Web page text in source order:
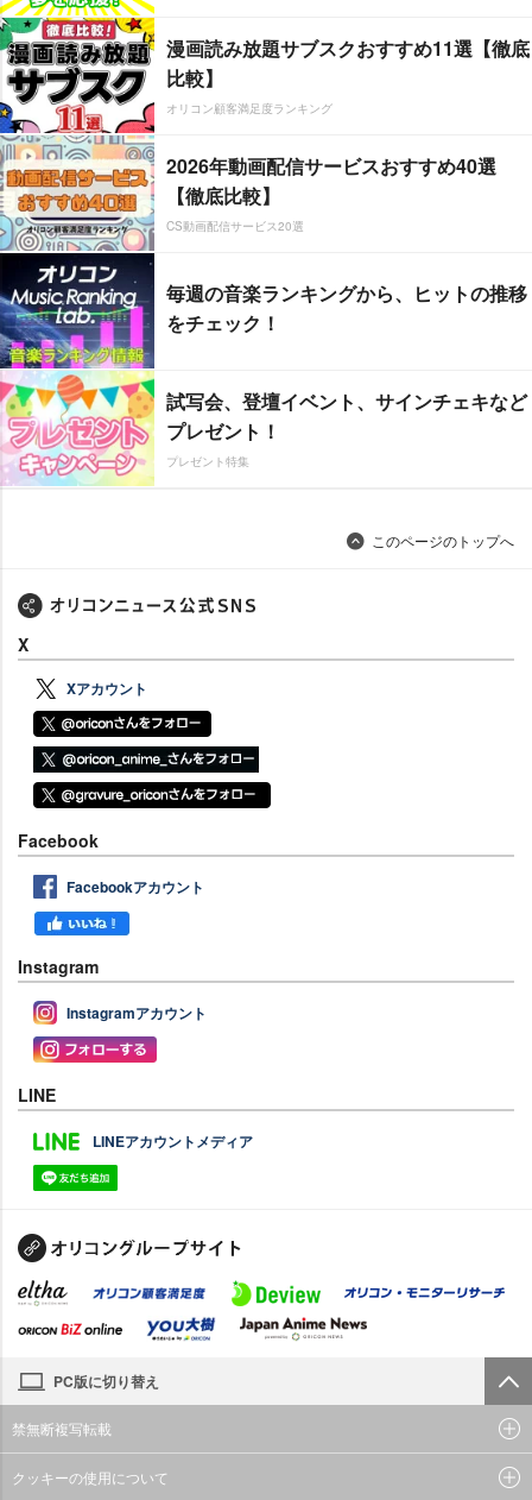
漫画読み放題サブスクおすすめ11選【徹底
比較】
オリコン顧客満足度ランキング
2026年動画配信サービスおすすめ40選
【徹底比較】
CS動画配信サービス20選
毎週の音楽ランキングから、ヒットの推移
をチェック！
試写会、登壇イベント、サインチェキなど
プレゼント！
プレゼント特集
このページのトップへ
X
Xアカウント
Facebook
Facebookアカウント
Instagram
Instagramアカウント
LINE
LINEアカウントメディア
PC版に切り替え
禁無断複写転載
クッキーの使用について